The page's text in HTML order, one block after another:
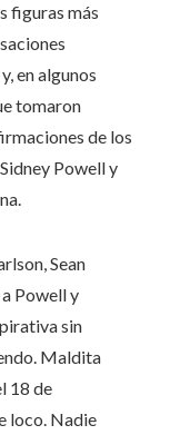
figuras más
en algunos
tomaron
de los
Powell y
Sean
Powell y
sin
Maldita
18 de
loco. Nadie